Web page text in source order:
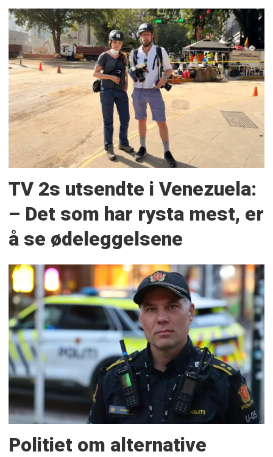
TV 2s utsendte i Venezuela:
– Det som har rysta mest, er
å se ødeleggelsene
Politiet om alternative